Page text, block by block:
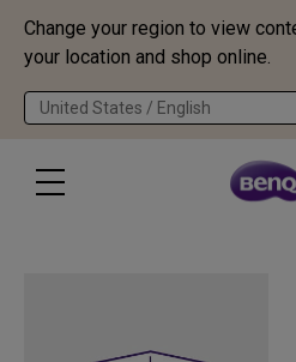
Change your region to view
your location and shop online.
United States / English